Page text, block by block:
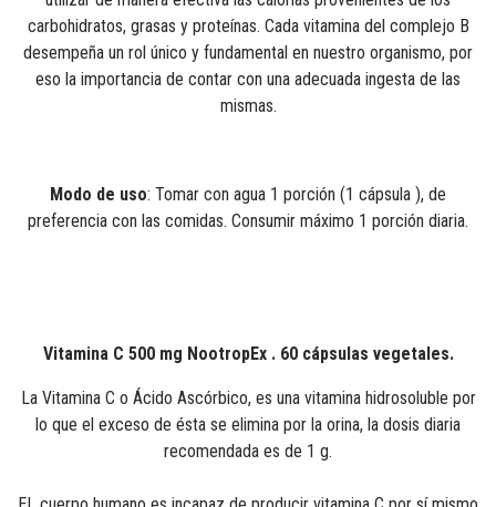
carbohidratos, grasas y proteínas. Cada vitamina del complejo B
desempeña un rol único y fundamental en nuestro organismo, por
eso la importancia de contar con una adecuada ingesta de las
mismas.
Modo de uso: Tomar con agua 1 porción (1 cápsula ), de
preferencia con las comidas. Consumir máximo 1 porción diaria.
Vitamina C 500 mg NootropEx . 60 cápsulas vegetales.
La Vitamina C o Ácido Ascórbico, es una vitamina hidrosoluble por
lo que el exceso de ésta se elimina por la orina, la dosis diaria
recomendada es de 1 g.